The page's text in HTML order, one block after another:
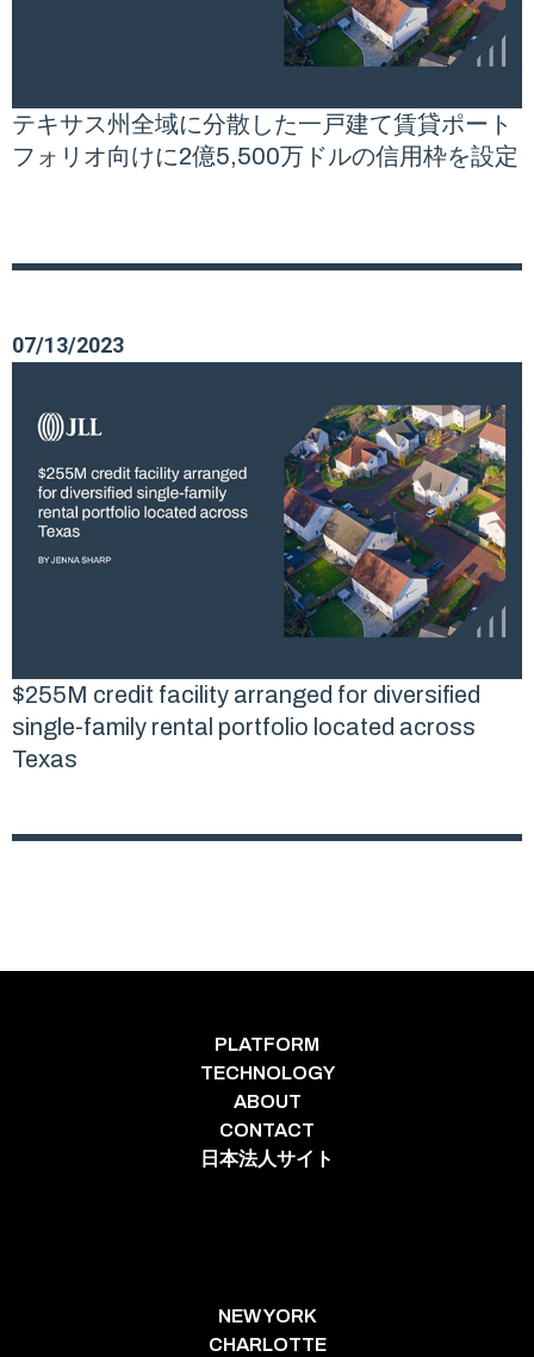
テキサス州全域に分散した一戸建て賃貸ポート
フォリオ向けに2億5,500万ドルの信用枠を設定
07/13/2023
$255M credit facility arranged for diversified
single-family rental portfolio located across
Texas
NEW YORK
CHARLOTTE
PLATFORM
TECHNOLOGY
ABOUT
CONTACT
日本法人サイト